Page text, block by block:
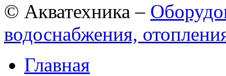
© Акватехника –
водоснабжения,
Главная